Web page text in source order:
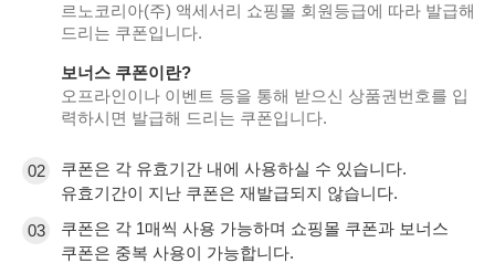
르노코리아(주) 액세서리 쇼핑몰 회원등급에 따라 발급해
드리는 쿠폰입니다.
보너스 쿠폰이란?
오프라인이나 이벤트 등을 통해 받으신 상품권번호를 입
력하시면 발급해 드리는 쿠폰입니다.
02
쿠폰은 각 유효기간 내에 사용하실 수 있습니다.
유효기간이 지난 쿠폰은 재발급되지 않습니다.
03
쿠폰은 각 1매씩 사용 가능하며 쇼핑몰 쿠폰과 보너스
쿠폰은 중복 사용이 가능합니다.